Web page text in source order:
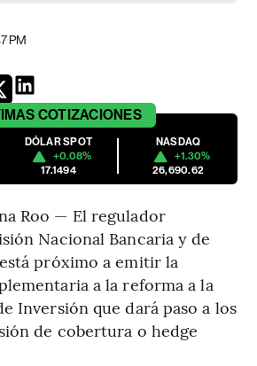
PM
COTIZACIONES
DÓLAR SPOT
+0.08%
17.1494
NASDAQ
+1.30%
26,690.62
Roo — El regulador
Nacional Bancaria y de
próximo a emitir la
a la reforma a la
Inversión que dará paso a los
de cobertura o hedge